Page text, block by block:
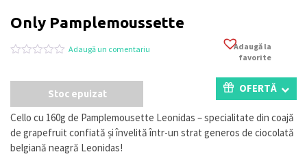
Only Pamplemoussette
5
pe
a
evaluări
Adaugă un comentariu
Adaugă la
favorite
Stoc epuizat OFERTĂ
Cello cu 160g de Pamplemousette Leonidas – specialitate din coajă
de grapefruit confiată și învelită într-un strat generos de ciocolată
belgiană neagră Leonidas!